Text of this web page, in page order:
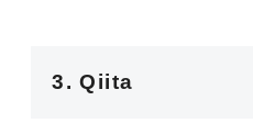
3. Qiita